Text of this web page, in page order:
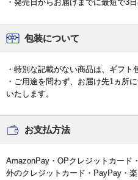
・発売日からお届けまでに最短で3
包装について
・特別な記載がない商品は、ギフト
・ご用途を問わず、お届け先1ヵ所
いたします。
お支払方法
AmazonPay・OPクレジットカード
外のクレジットカード・PayPay・